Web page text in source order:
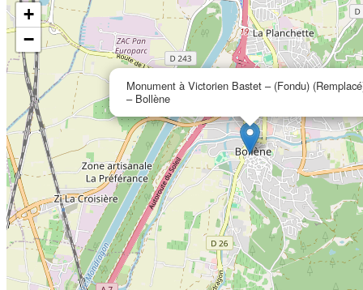
Monument à Victorien Bastet – (Fondu)
– Bollène
+
−